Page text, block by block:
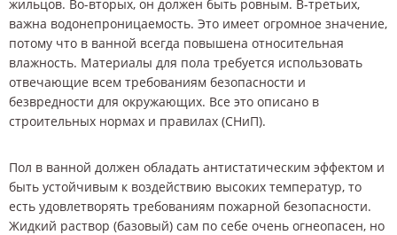
жильцов. Во-вторых, он должен быть ровным. В-третьих,
важна водонепроницаемость. Это имеет огромное значение,
потому что в ванной всегда повышена относительная
влажность. Материалы для пола требуется использовать
отвечающие всем требованиям безопасности и
безвредности для окружающих. Все это описано в
строительных нормах и правилах (СНиП).
Пол в ванной должен обладать антистатическим эффектом и
быть устойчивым к воздействию высоких температур, то
есть удовлетворять требованиям пожарной безопасности.
Жидкий раствор (базовый) сам по себе очень огнеопасен, но